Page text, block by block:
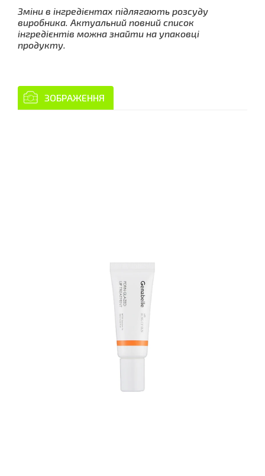
Зміни в інгредієнтах підлягають розсуду
виробника. Актуальний повний список
інгредієнтів можна знайти на упаковці
продукту.
ЗОБРАЖЕННЯ